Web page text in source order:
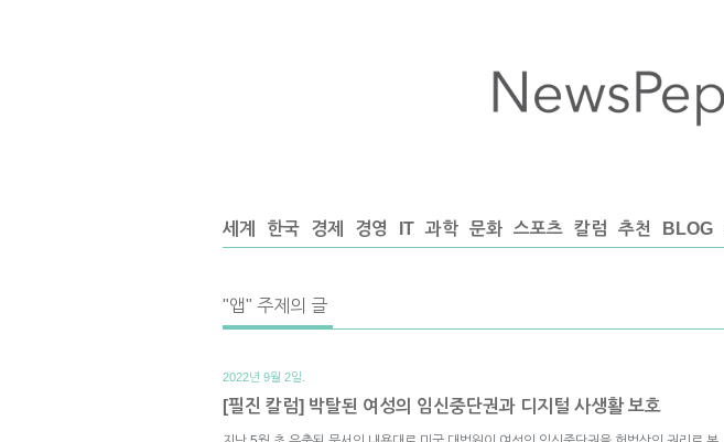
세계 한국 경제 경영 IT 과학 문화 스포츠 칼럼 추천 BLOG
"앱" 주제의 글
2022년 9월 2일.
[필진 칼럼] 박탈된 여성의 임신중단권과 디지털 사생활 보호